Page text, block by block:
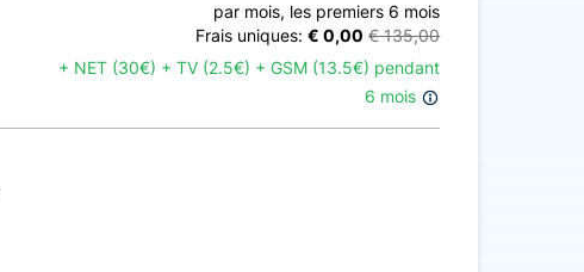
par mois, les premiers 6 mois
Frais uniques: € 0,00 € 135,00
+ NET (30€) + TV (2.5€) + GSM (13.5€) pendant
6 mois